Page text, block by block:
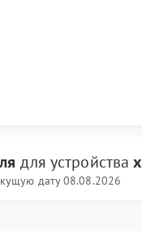
для устройства
дату 08.08.2026